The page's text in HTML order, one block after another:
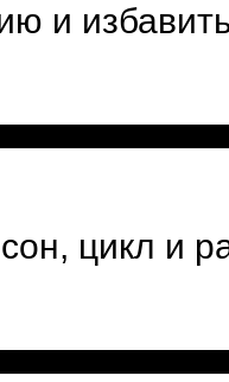
и
сон, цикл и